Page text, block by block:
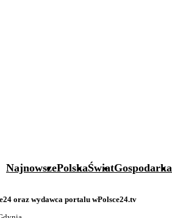
NajnowszePolskaŚwiatGospodarka
oraz wydawca portalu wPolsce24.tv